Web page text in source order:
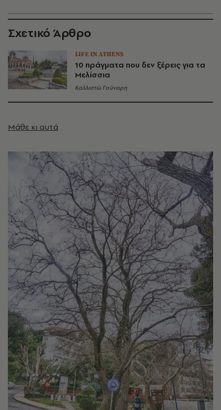
Σχετικό Άρθρο
LIFE IN ATHENS
10 πράγματα που δεν ξέρεις για τα
Μελίσσια
Καλλιστώ Γούναρη
Μάθε κι αυτά